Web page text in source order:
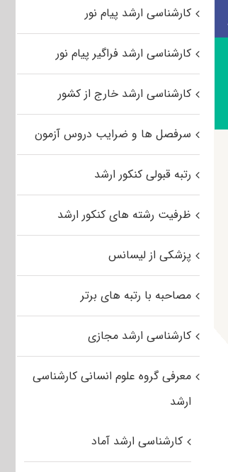
کارشناسی ارشد پیام نور
کارشناسی ارشد فراگیر پیام نور
کارشناسی ارشد خارج از کشور
سرفصل ها و ضرایب دروس آزمون
رتبه قبولی کنکور ارشد
ظرفیت رشته های کنکور ارشد
پزشکی از لیسانس
مصاحبه با رتبه های برتر
کارشناسی ارشد مجازی
معرفی گروه علوم انسانی کارشناسی
ارشد
کارشناسی ارشد آماد